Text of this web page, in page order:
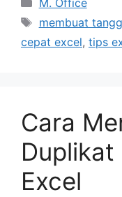
M. Office
Tags
membuat
cepat excel, tips
Cara
Excel